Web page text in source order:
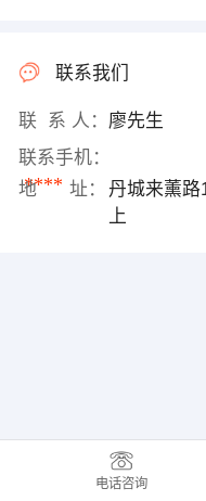
联系我们
联 系 人： 廖先生
联系手机：
****
地 址：
丹城来薰路
上
电话咨询